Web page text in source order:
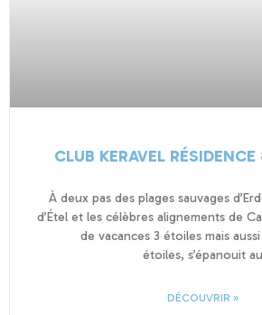
CLUB KERAVEL
À deux pas des plages sauvages
d’Étel et les célèbres alignements de
de vacances 3 étoiles mais
étoiles, s’épanouit au
DÉCOUVRIR »